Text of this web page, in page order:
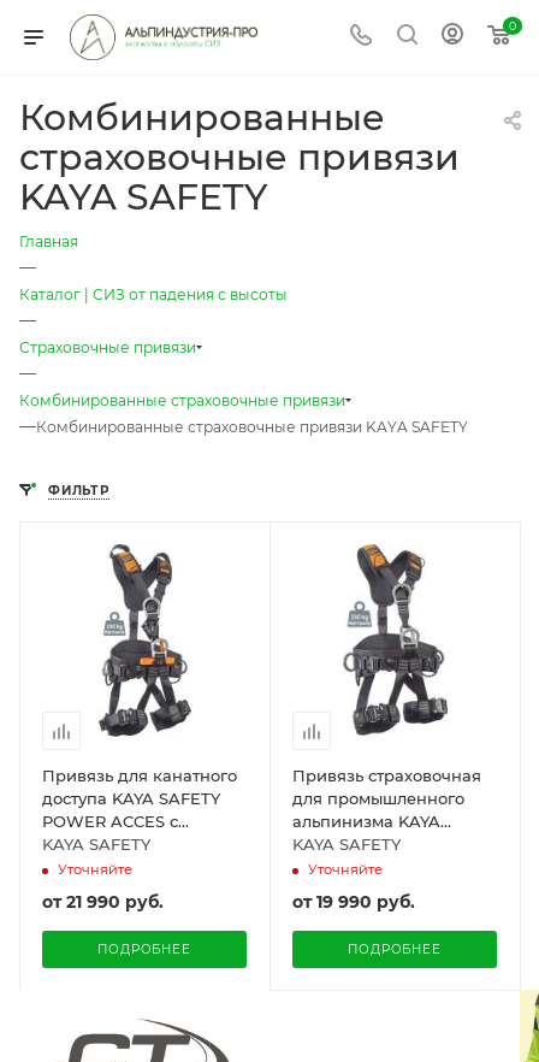
0
Комбинированные
страховочные привязи
KAYA SAFETY
Главная
—
Каталог | СИЗ от падения с высоты
—
Страховочные привязи
—
Комбинированные страховочные привязи
—Комбинированные страховочные привязи KAYA SAFETY
ФИЛЬТР
Привязь для канатного
доступа KAYA SAFETY
POWER ACCES с
интегрированным
зажимом CROLL
KAYA SAFETY
Уточняйте
от21 990 руб.
ПОДРОБНЕЕ
Привязь страховочная
для промышленного
альпинизма KAYA
SAFETY P-455 YO
KAYA SAFETY
Уточняйте
от19 990 руб.
ПОДРОБНЕЕ